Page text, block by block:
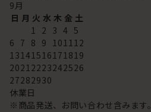
9月
日 月 火 水 木 金 土
1 2 3 4 5
6 7 8 9 101112
13141516171819
20212223242526
27282930
休業日
※商品発送、お問い合わせ含みます。